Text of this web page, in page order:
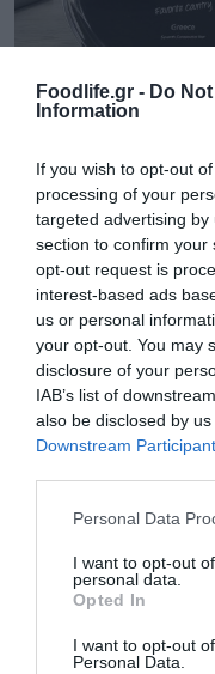
Foodlife.gr - Do
Information
If you wish to opt-out
processing of your
targeted advertising
section to confirm your
opt-out request is
interest-based ads
us or personal
your opt-out. You may
disclosure of your
IAB’s list of
also be disclosed by
Downstream
Please note that this
not limited to your visit
grant or deny consent
use your data for
consent section.
Personal Data
I want to opt-out
personal data.
Opted In
I want to opt-out
Personal Data.
10.08.2026
ΕΟΤ: Πρωτιές
τουριστικά
10.08.2026
Κρασί: Ποια
και ποια «δένει»